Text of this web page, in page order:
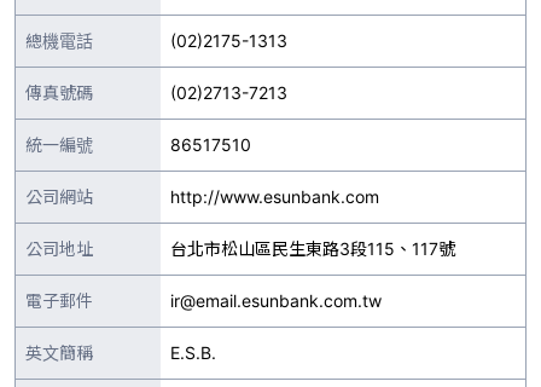
總機電話 (02)2175-1313
傳真號碼 (02)2713-7213
統一編號 86517510
公司網站 http://www.esunbank.com
公司地址 台北市松山區民生東路3段115、117號
電子郵件 ir@email.esunbank.com.tw
英文簡稱 E.S.B.